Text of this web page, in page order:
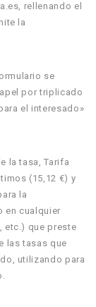
rellenando el
la
se
por triplicado
el interesado»
la tasa, Tarifa
(15,12 €) y
la
en cualquier
etc.) que preste
las tasas que
utilizando para